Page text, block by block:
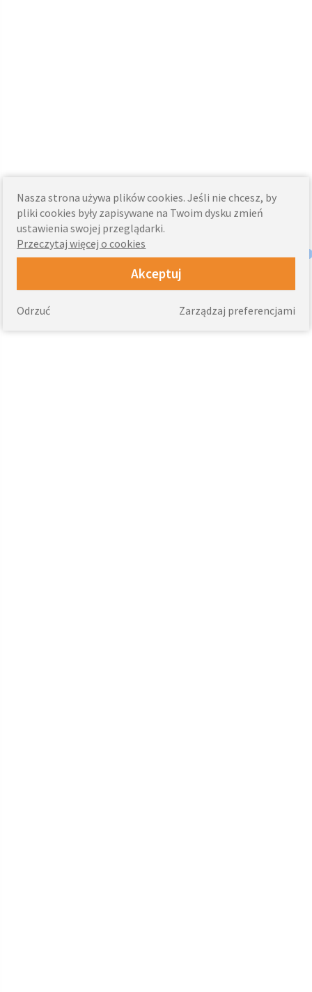
Nasza strona używa plików cookies. Jeśli nie chcesz, by
pliki cookies były zapisywane na Twoim dysku zmień
ustawienia swojej przeglądarki.
Przeczytaj więcej o cookies
Akceptuj
Zarządzaj preferencjami
Odrzuć